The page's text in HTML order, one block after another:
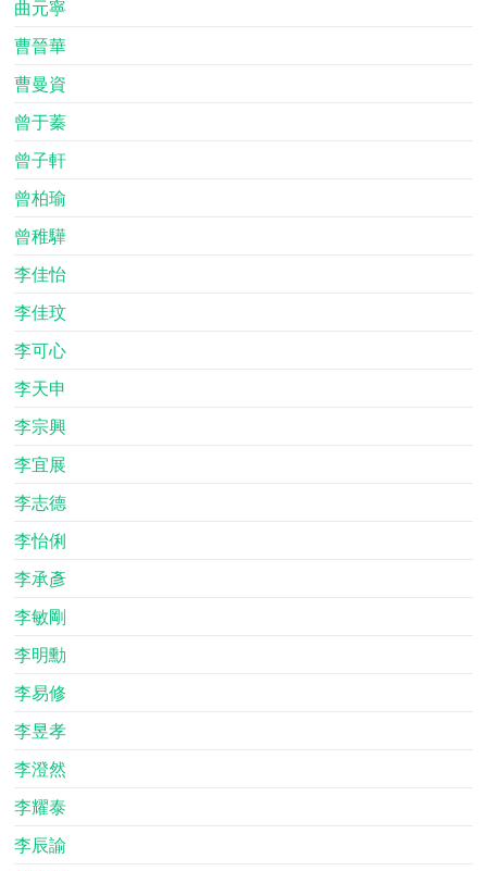
曲元寧
曹晉華
曹曼資
曾于蓁
曾子軒
曾柏瑜
曾稚驊
李佳怡
李佳玟
李可心
李天申
李宗興
李宜展
李志德
李怡俐
李承彥
李敏剛
李明勳
李易修
李昱孝
李澄然
李耀泰
李辰諭